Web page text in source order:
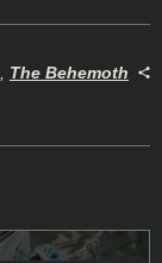
The Behemoth